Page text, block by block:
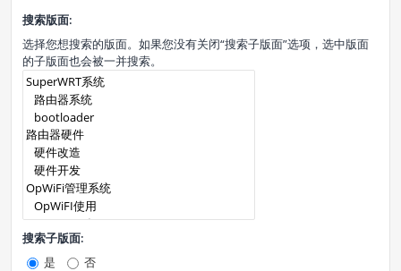
搜索版面:
选择您想搜索的版面。如果您没有关闭“搜索子版面”选项，选中版面
的子版面也会被一并搜索。
搜索子版面:
是
否